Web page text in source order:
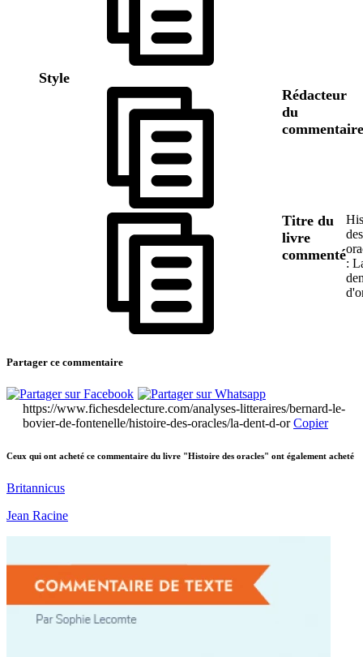
Style
Rédacteur
du
commentaire
Titre du
livre
commenté
des
:
Partager ce commentaire
https://www.fichesdelecture.com/analyses-litteraires/bernard-le-
bovier-de-fontenelle/histoire-des-oracles/la-dent-d-orCopier
Ceux qui ont acheté ce commentaire du livre "Histoire des oracles" ont également acheté
Britannicus
Jean Racine